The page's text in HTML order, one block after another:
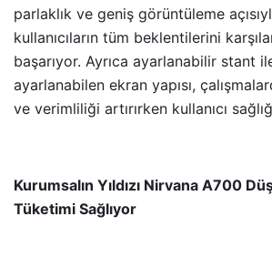
parlaklık ve geniş görüntüleme
kullanıcıların tüm beklentilerini
başarıyor. Ayrıca ayarlanabilir stant
ayarlanabilen ekran yapısı,
ve verimliliği artırırken kullanıcı
Kurumsalın Yıldızı Nirvana A700
Tüketimi Sağlıyor